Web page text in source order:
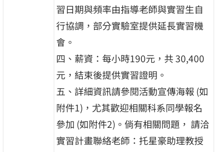
習日期與頻率由指導老師與實習生自
行協調，部分實驗室提供延長實習機
會。
四、薪資：每小時190元，共 30,400
元，結束後提供實習證明。
五、詳細資訊請參閱活動宣傳海報 (如
附件1)，尤其歡迎相關科系同學報名
參加 (如附件2)。倘有相關問題， 請洽
實習計畫聯絡老師：托星豪助理教授